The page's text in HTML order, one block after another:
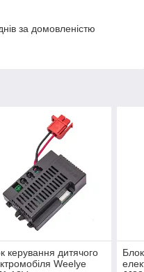
за домовленістю
керування дитячого
Weelye